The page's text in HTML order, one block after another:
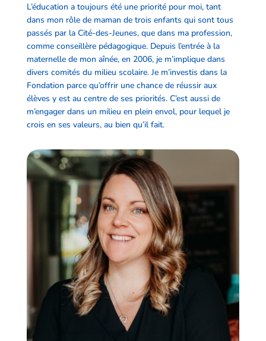
L’éducation a toujours été une priorité pour moi, tant
dans mon rôle de maman de trois enfants qui sont tous
passés par la Cité-des-Jeunes, que dans ma profession,
comme conseillère pédagogique. Depuis l’entrée à la
maternelle de mon aînée, en 2006, je m’implique dans
divers comités du milieu scolaire. Je m’investis dans la
Fondation parce qu’offrir une chance de réussir aux
élèves y est au centre de ses priorités. C’est aussi de
m’engager dans un milieu en plein envol, pour lequel je
crois en ses valeurs, au bien qu’il fait.